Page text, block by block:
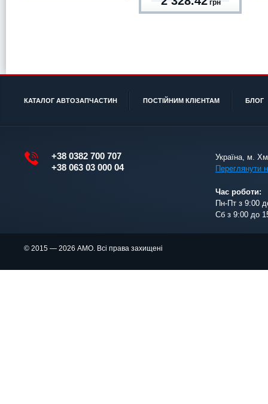
грн
КАТАЛОГ АВТОЗАПЧАСТИН ПОСТІЙНИМ КЛІЄНТАМ БЛОГ
+38 0382 700 707
+38 063 03 000 04
Україна, м.
Переглянути
Час роботи:
Пн-Пт з 9:00
Сб з 9:00 до
© 2015 — 2026 АМО. Всі права захищені